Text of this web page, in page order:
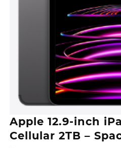
Apple 12.9-inch
Cellular 2TB –